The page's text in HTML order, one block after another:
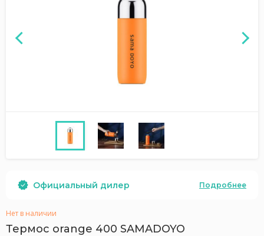
Официальный дилер Подробнее
Нет в наличии
Термос orange 400 SAMADOYO